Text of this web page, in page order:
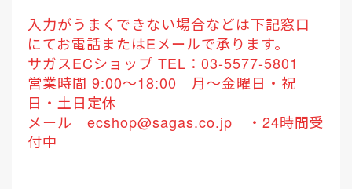
入力がうまくできない場合などは下記窓口
にてお電話またはEメールで承ります。
サガスECショップ TEL：03-5577-5801
営業時間 9:00～18:00 月～金曜日・祝
日・土日定休
メール ecshop@sagas.co.jp ・24時間受
付中